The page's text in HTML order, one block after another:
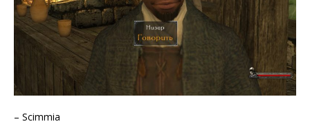
– Scimmia